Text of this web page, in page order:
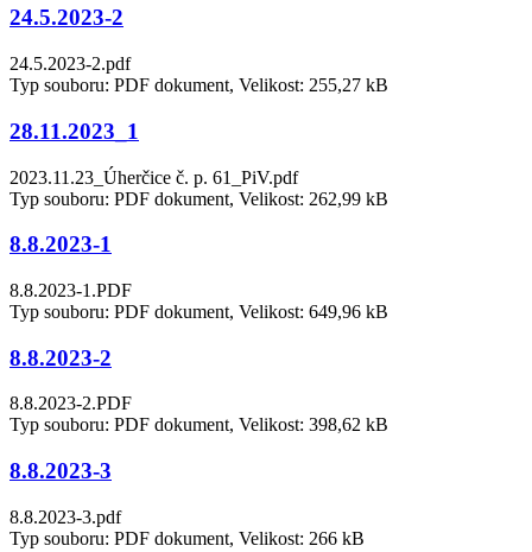
24.5.2023-2
24.5.2023-2.pdf
Typ souboru: PDF dokument, Velikost: 255,27 kB
28.11.2023_1
2023.11.23_Úherčice č. p. 61_PiV.pdf
Typ souboru: PDF dokument, Velikost: 262,99 kB
8.8.2023-1
8.8.2023-1.PDF
Typ souboru: PDF dokument, Velikost: 649,96 kB
8.8.2023-2
8.8.2023-2.PDF
Typ souboru: PDF dokument, Velikost: 398,62 kB
8.8.2023-3
8.8.2023-3.pdf
Typ souboru: PDF dokument, Velikost: 266 kB